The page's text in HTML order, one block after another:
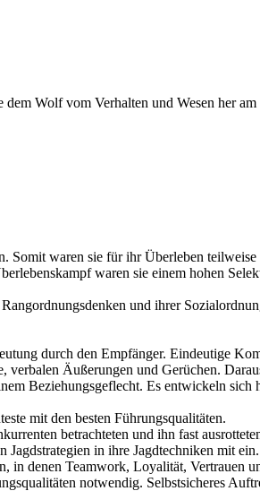
Wolf vom Verhalten und Wesen her am
Somit waren sie für ihr Überleben
waren sie einem hohen
und ihrer
durch den Empfänger. Eindeutige
Äußerungen und Gerüchen.
Beziehungsgeflecht. Es entwickeln sich
mit den besten Führungsqualitäten.
betrachteten und ihn fast
Jagdstrategien in ihre Jagdtechniken mit ein.
in denen Teamwork, Loyalität, Vertrauen
notwendig. Selbstsicheres